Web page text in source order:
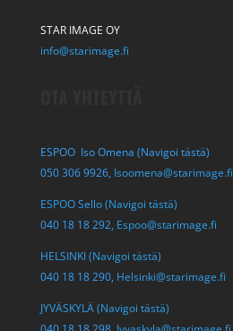
STAR IMAGE OY
info@starimage.fi
ESPOO Iso Omena (Navigoi tästä)
050 306 9926, Isoomena@starimage.fi
ESPOO Sello (Navigoi tästä)
040 18 18 292, Espoo@starimage.fi
HELSINKI (Navigoi tästä)
040 18 18 290, Helsinki@starimage.fi
JYVÄSKYLÄ (Navigoi tästä)